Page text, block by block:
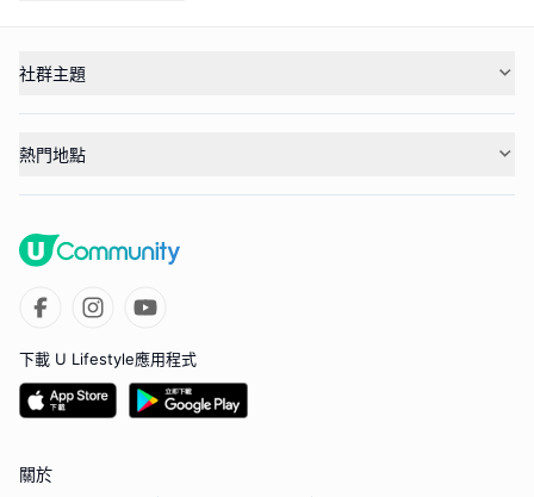
社群主題
熱門地點
下載 U Lifestyle應用程式
關於